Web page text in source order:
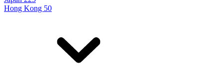
Hong Kong 50